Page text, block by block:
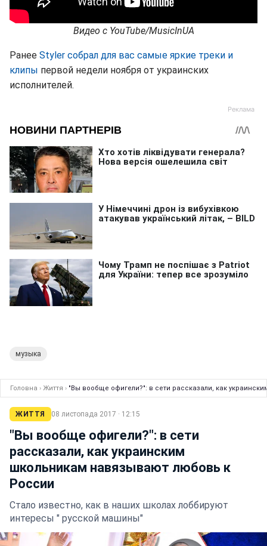
Видео с YouTube/MusicInUA
Ранее Styler собрал для вас самые яркие треки и
клипы первой недели ноября от украинских
исполнителей.
музыка
Головна › Життя › "Вы вообще офигели?": в сети рассказали, как
ЖИТТЯ 08 листопада 2017 · 12:15
"Вы вообще офигели?": в сети
рассказали, как украинским
школьникам навязывают любовь к
России
Стало известно, как в наших школах лоббируют
интересы " русской машины"